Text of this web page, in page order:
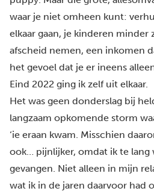
waar je niet omheen kunt:
elkaar gaan, je kinderen minder
afscheid nemen, een inkomen
het gevoel dat je er ineens
Eind 2022 ging ik zelf uit elkaar.
Het was geen donderslag bij
langzaam opkomende storm
‘ie eraan kwam. Misschien
ook… pijnlijker, omdat ik te lang
gevangen. Niet alleen in mijn
wat ik in de jaren daarvoor had